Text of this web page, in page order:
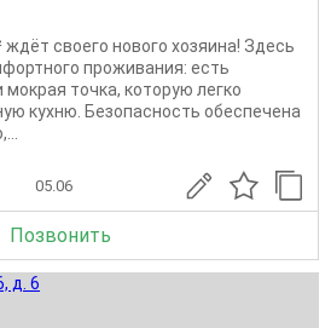
своего нового хозяина! Здесь
проживания: есть
точка, которую легко
кухню. Безопасность обеспечена
05.06
Позвонить